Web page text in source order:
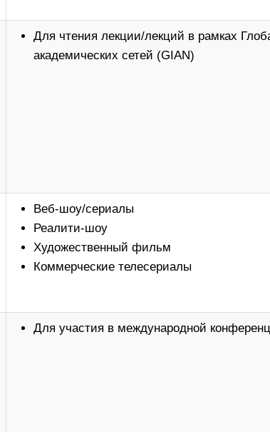
Для чтения лекции/лекций в рамках
академических сетей (GIAN)
Веб-шоу/сериалы
Реалити-шоу
Художественный фильм
Коммерческие телесериалы
Для участия в международной